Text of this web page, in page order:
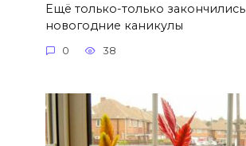
Ещё только-только закончились
новогодние каникулы
0 38